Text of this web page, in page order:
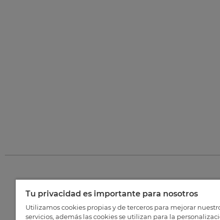
Tu privacidad es importante para nosotros
Utilizamos cookies propias y de terceros para mejorar
servicios, además las cookies se utilizan para la